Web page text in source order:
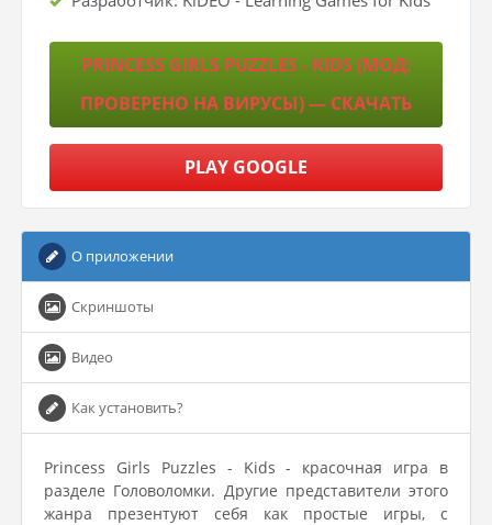
PRINCESS GIRLS PUZZLES - KIDS (МОД:
ПРОВЕРЕНО НА ВИРУСЫ) — СКАЧАТЬ
PLAY GOOGLE
О приложении
Скриншоты
Видео
Как установить?
Princess Girls Puzzles - Kids - красочная игра в
разделе Головоломки. Другие представители этого
жанра презентуют себя как простые игры, с